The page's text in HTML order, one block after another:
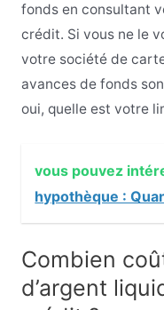
fonds en consultant
crédit. Si vous ne le
votre société de
avances de fonds
oui, quelle est votre
vous pouvez
hypothèque :
Combien
d’argent